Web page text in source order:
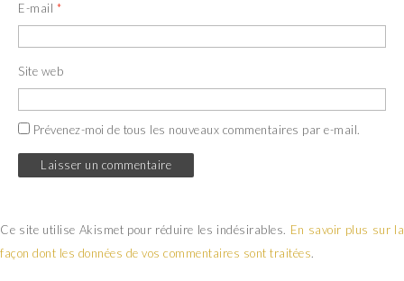
E-mail *
Site web
Prévenez-moi de tous les nouveaux commentaires par e-mail.
Ce site utilise Akismet pour réduire les indésirables. En savoir plus sur la
façon dont les données de vos commentaires sont traitées.